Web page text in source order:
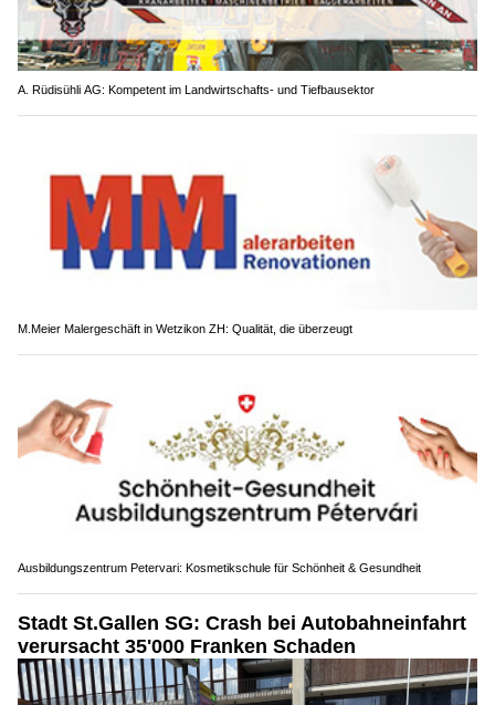
A. Rüdisühli AG: Kompetent im Landwirtschafts- und Tiefbausektor
M.Meier Malergeschäft in Wetzikon ZH: Qualität, die überzeugt
Ausbildungszentrum Petervari: Kosmetikschule für Schönheit & Gesundheit
Stadt St.Gallen SG: Crash bei Autobahneinfahrt
verursacht 35'000 Franken Schaden